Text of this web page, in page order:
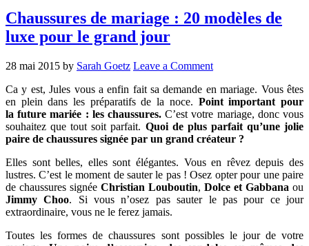
Chaussures de mariage : 20 modèles de
luxe pour le grand jour
28 mai 2015 by Sarah Goetz Leave a Comment
Ca y est, Jules vous a enfin fait sa demande en mariage. Vous êtes
en plein dans les préparatifs de la noce. Point important pour
la future mariée : les chaussures. C’est votre mariage, donc vous
souhaitez que tout soit parfait. Quoi de plus parfait qu’une jolie
paire de chaussures signée par un grand créateur ?
Elles sont belles, elles sont élégantes. Vous en rêvez depuis des
lustres. C’est le moment de sauter le pas ! Osez opter pour une paire
de chaussures signée Christian Louboutin, Dolce et Gabbana ou
Jimmy Choo. Si vous n’osez pas sauter le pas pour ce jour
extraordinaire, vous ne le ferez jamais.
Toutes les formes de chaussures sont possibles le jour de votre